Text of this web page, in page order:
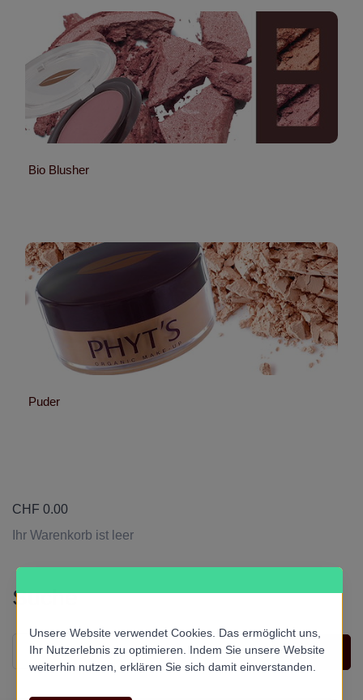
Bio Blusher
Puder
CHF 0.00
Ihr Warenkorb ist leer
Suche
Unsere Website verwendet Cookies. Das ermöglicht uns,
Ihr Nutzerlebnis zu optimieren. Indem Sie unsere Website
weiterhin nutzen, erklären Sie sich damit einverstanden.